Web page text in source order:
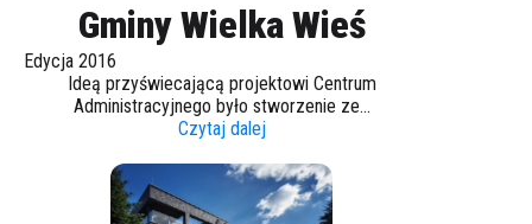
Gminy Wielka Wieś
Edycja 2016
Ideą przyświecającą projektowi Centrum
Administracyjnego było stworzenie ze...
Czytaj dalej